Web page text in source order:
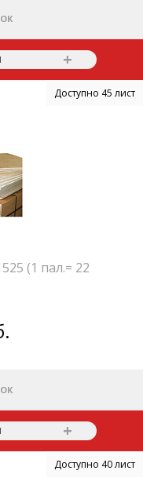
+
Доступно 45 лист
(1 пал.= 22
+
Доступно 40 лист